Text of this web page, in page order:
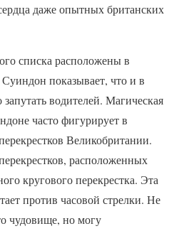
даже опытных британских
списка расположены в
показывает, что и в
водителей. Магическая
часто фигурирует в
Великобритании.
расположенных
кругового перекрестка. Эта
против часовой стрелки. Не
чудовище, но могу